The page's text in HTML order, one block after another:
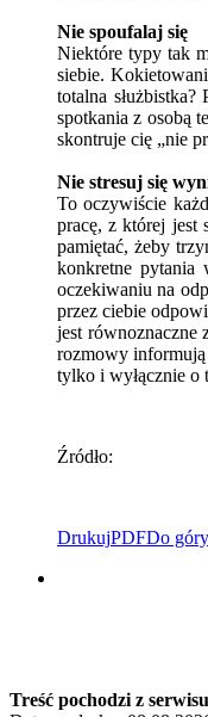
Nie spoufalaj się
Niektóre typy tak
siebie.
totalna
spotkania z osobą
skontruje cię „nie
Nie stresuj się
To oczywiście
pracę, z której jest
pamiętać, żeby
konkretne pytania
oczekiwaniu na
przez ciebie
jest równoznaczne
rozmowy informują
tylko i wyłącznie o
Źródło:
DrukujPDFDo góry
Treść pochodzi z